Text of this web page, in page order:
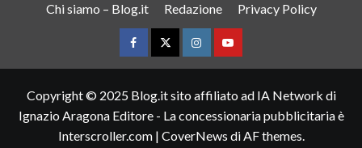
Chi siamo – Blog.it Redazione Privacy Policy
FacebookTwitterInstagramYouTube
Copyright © 2025 Blog.it sito affiliato ad IA Network di
Ignazio Aragona Editore - La concessionaria pubblicitaria è
Interscroller.com | CoverNews di AF themes.